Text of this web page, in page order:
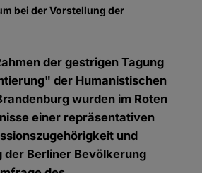
bei der Vorstellung der
der gestrigen Tagung
der Humanistischen
wurden im Roten
einer repräsentativen
und
der Berliner Bevölkerung